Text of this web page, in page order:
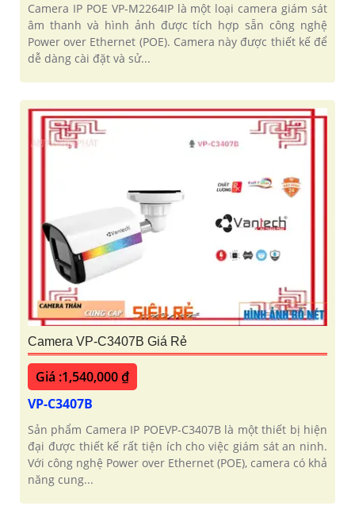
Camera IP POE VP-M2264IP là một loại camera giám sát
âm thanh và hình ảnh được tích hợp sẵn công nghệ
Power over Ethernet (POE). Camera này được thiết kế để
dễ dàng cài đặt và sử...
Camera VP-C3407B Giá Rẻ
Giá :1,540,000 ₫
VP-C3407B
Sản phẩm Camera IP POEVP-C3407B là một thiết bị hiện
đại được thiết kế rất tiện ích cho việc giám sát an ninh.
Với công nghệ Power over Ethernet (POE), camera có khả
năng cung...